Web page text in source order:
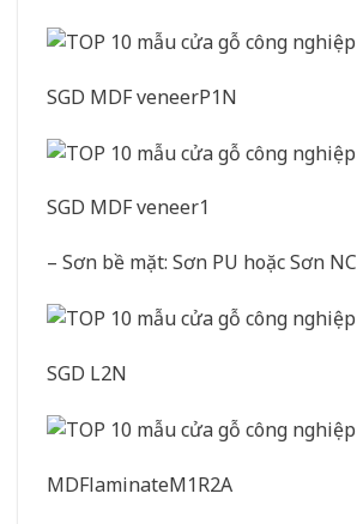
SGD MDF veneerP1N
SGD MDF veneer1
– Sơn bề mặt: Sơn PU hoặc Sơn NC
SGD L2N
MDFlaminateM1R2A